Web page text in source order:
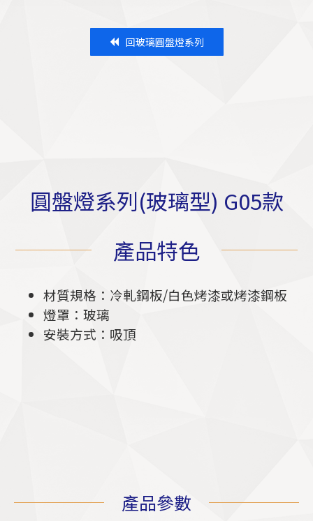
回玻璃圓盤燈系列
圓盤燈系列(玻璃型) G05款
產品特色
材質規格：冷軋鋼板/白色烤漆或烤漆鋼板
燈罩：玻璃
安裝方式：吸頂
產品參數